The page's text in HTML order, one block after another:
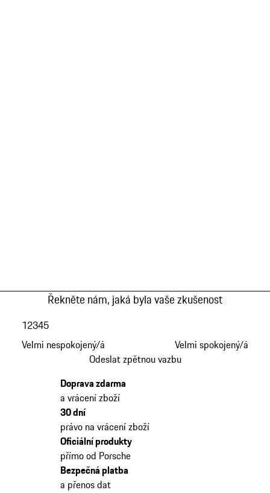
Řekněte nám, jaká byla vaše zkušenost
Velmi nespokojený/á
12345
Velmi spokojený/á
Odeslat zpětnou vazbu
Doprava zdarma
a vrácení zboží
30 dní
právo na vrácení zboží
Oficiální produkty
přímo od Porsche
Bezpečná platba
a přenos dat